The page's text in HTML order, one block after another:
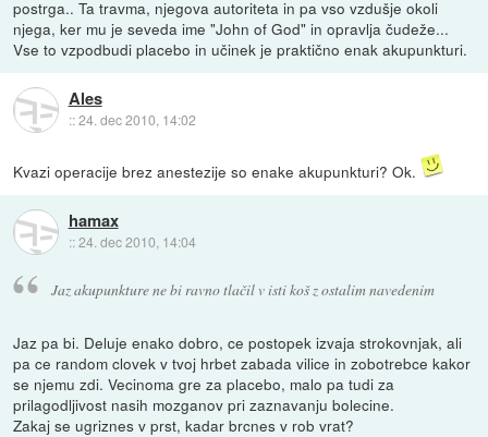
postrga.. Ta travma, njegova autoriteta in pa vso vzdušje okoli
njega, ker mu je seveda ime "John of God" in opravlja čudeže...
Vse to vzpodbudi placebo in učinek je praktično enak akupunkturi.
Ales
::24. dec 2010, 14:02
Kvazi operacije brez anestezije so enake akupunkturi? Ok.
hamax
::24. dec 2010, 14:04
Jaz akupunkture ne bi ravno tlačil v isti koš z ostalim navedenim
Jaz pa bi. Deluje enako dobro, ce postopek izvaja strokovnjak, ali
pa ce random clovek v tvoj hrbet zabada vilice in zobotrebce kakor
se njemu zdi. Vecinoma gre za placebo, malo pa tudi za
prilagodljivost nasih mozganov pri zaznavanju bolecine.
Zakaj se ugriznes v prst, kadar brcnes v rob vrat?